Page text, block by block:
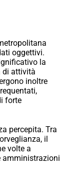
oggettivi.
la
di attività
inoltre
forte
percepita. Tra
il
volte a
amministrazioni